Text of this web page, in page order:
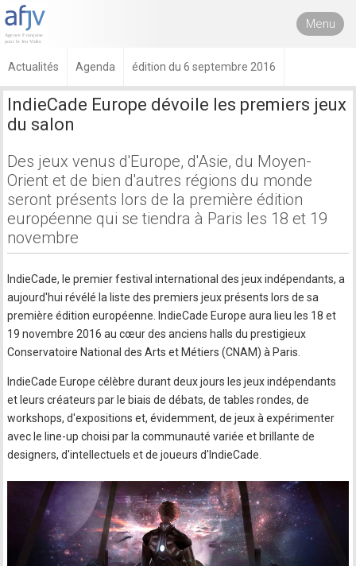
Menu
Actualités Agenda édition du 6 septembre 2016
IndieCade Europe dévoile les premiers jeux
du salon
Des jeux venus d'Europe, d'Asie, du Moyen-
Orient et de bien d'autres régions du monde
seront présents lors de la première édition
européenne qui se tiendra à Paris les 18 et 19
novembre
IndieCade, le premier festival international des jeux indépendants, a
aujourd'hui révélé la liste des premiers jeux présents lors de sa
première édition européenne. IndieCade Europe aura lieu les 18 et
19 novembre 2016 au cœur des anciens halls du prestigieux
Conservatoire National des Arts et Métiers (CNAM) à Paris.
IndieCade Europe célèbre durant deux jours les jeux indépendants
et leurs créateurs par le biais de débats, de tables rondes, de
workshops, d'expositions et, évidemment, de jeux à expérimenter
avec le line-up choisi par la communauté variée et brillante de
designers, d'intellectuels et de joueurs d'IndieCade.